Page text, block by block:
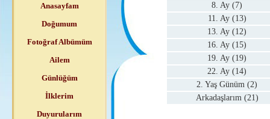
Anasayfam
Doğumum
Fotoğraf Albümüm
Ailem
Günlüğüm
İlklerim
Duyurularım
8. Ay (7)
11. Ay (13)
13. Ay (12)
16. Ay (15)
19. Ay (19)
22. Ay (14)
2. Yaş Günüm (2)
Arkadaşlarım (21)